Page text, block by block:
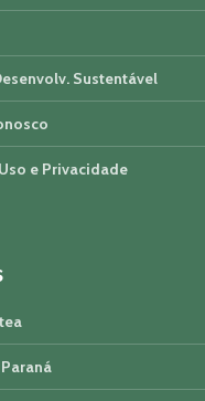
Sustentável
e Privacidade